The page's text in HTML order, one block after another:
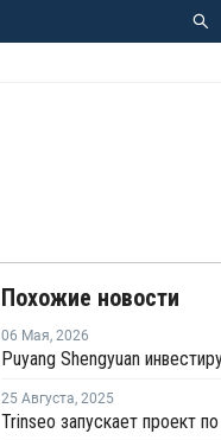
Похожие новости
06 Мая, 2026
25 Августа, 2025